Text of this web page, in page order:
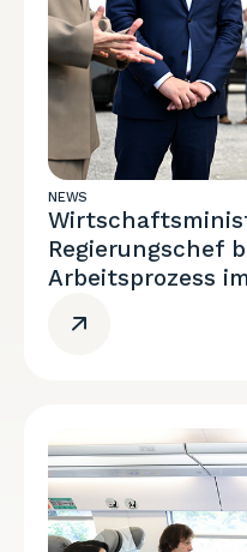
NEWS
Regierungschef
Arbeitsprozess